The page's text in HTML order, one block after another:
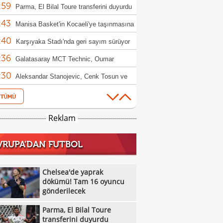
Parma, El Bilal Toure transferini duyurdu
Manisa Basket'in Kocaeli'ye taşınmasına
milyon TL'lik tazminat davası
Karşıyaka Stadı'nda geri sayım sürüyor
Galatasaray MCT Technic, Oumar
transfer etti
Aleksandar Stanojevic, Cenk Tosun ve
Akbaba'dan Süper Lig mesajı
Trabzonspor, kamp kadrosunu açıkladı!
Beşiktaş'tan Taylan Bulut kararı!
Dursun Özbek: "Galatasaray sadece bir
jübilesi için sahada
VakıfBank'tan smaçör takviyesi: Vanja
kadroya katıldı
Hull City'den orta sahaya takviye: Hjerto-
imzayı attı
Galatasaray, hazırlık maçında Villarreal'i
Reklam
FUTBOL
Chelsea'de yaprak
dökümü! Tam 16 oyuncu
gönderilecek
Parma, El Bilal Toure
transferini duyurdu